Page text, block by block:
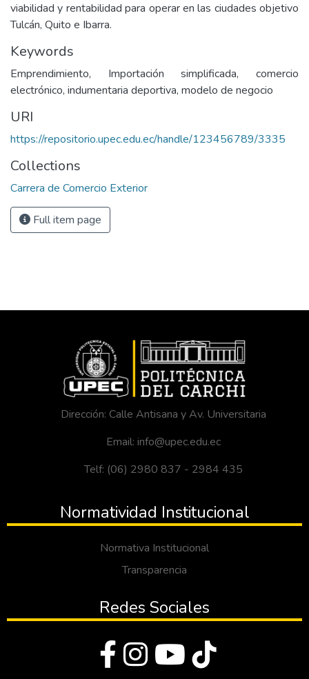
viabilidad y rentabilidad para operar en las ciudades objetivo
Tulcán, Quito e Ibarra.
Keywords
Emprendimiento, Importación simplificada, comercio
electrónico, indumentaria deportiva, modelo de negocio
URI
https://repositorio.upec.edu.ec/handle/123456789/3335
Collections
Carrera de Comercio Exterior
Full item page
Dirección: Calle Antisana y Av. Universitaria
Email: info@upec.edu.ec
Telf: (06) 2980 837 - 2984 435
Normatividad Institucional
Normativa Institucional
Transparencia
Redes Sociales